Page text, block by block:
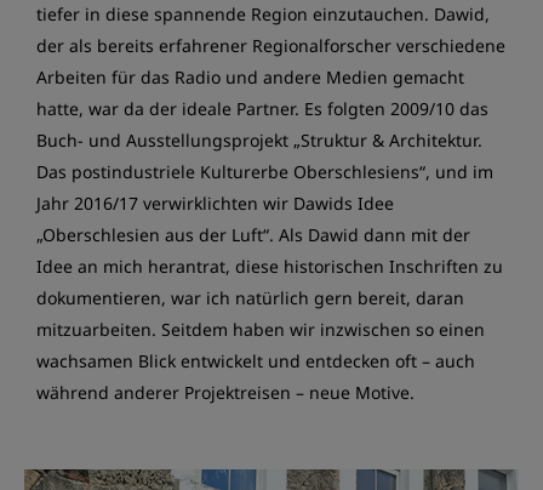
tiefer in diese spannende Region einzutauchen. Dawid,
der als bereits erfahrener Regionalforscher verschiedene
Arbeiten für das Radio und andere Medien gemacht
hatte, war da der ideale Partner. Es folgten 2009/10 das
Buch- und Ausstellungsprojekt „Struktur & Architektur.
Das postindustriele Kulturerbe Oberschlesiens“, und im
Jahr 2016/17 verwirklichten wir Dawids Idee
„Oberschlesien aus der Luft“. Als Dawid dann mit der
Idee an mich herantrat, diese historischen Inschriften zu
dokumentieren, war ich natürlich gern bereit, daran
mitzuarbeiten. Seitdem haben wir inzwischen so einen
wachsamen Blick entwickelt und entdecken oft – auch
während anderer Projektreisen – neue Motive.